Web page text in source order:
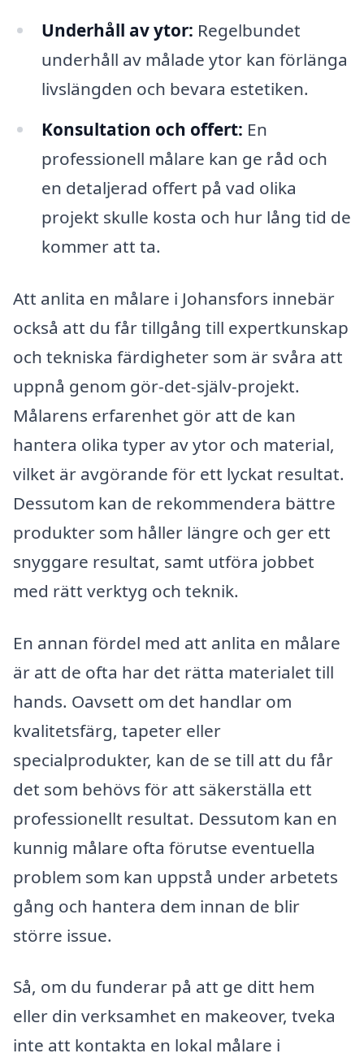
Underhåll av ytor: Regelbundet
underhåll av målade ytor kan förlänga
livslängden och bevara estetiken.
Konsultation och offert: En
professionell målare kan ge råd och
en detaljerad offert på vad olika
projekt skulle kosta och hur lång tid de
kommer att ta.
Att anlita en målare i Johansfors innebär
också att du får tillgång till expertkunskap
och tekniska färdigheter som är svåra att
uppnå genom gör-det-själv-projekt.
Målarens erfarenhet gör att de kan
hantera olika typer av ytor och material,
vilket är avgörande för ett lyckat resultat.
Dessutom kan de rekommendera bättre
produkter som håller längre och ger ett
snyggare resultat, samt utföra jobbet
med rätt verktyg och teknik.
En annan fördel med att anlita en målare
är att de ofta har det rätta materialet till
hands. Oavsett om det handlar om
kvalitetsfärg, tapeter eller
specialprodukter, kan de se till att du får
det som behövs för att säkerställa ett
professionellt resultat. Dessutom kan en
kunnig målare ofta förutse eventuella
problem som kan uppstå under arbetets
gång och hantera dem innan de blir
större issue.
Så, om du funderar på att ge ditt hem
eller din verksamhet en makeover, tveka
inte att kontakta en lokal målare i